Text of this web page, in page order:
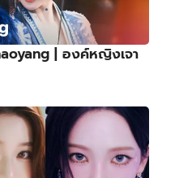
| องค์หญิงเจา